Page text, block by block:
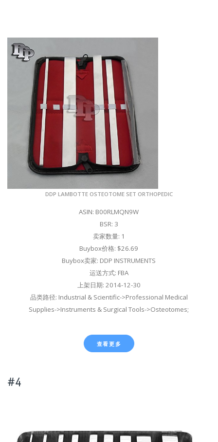
DDP LAMBOTTE OSTEOTOME SET ORTHOPEDIC
ASIN: B00RLMQN9W
BSR: 3
卖家数量: 1
Buybox价格: $26.69
Buybox卖家: DDP INSTRUMENTS
运送方式: FBA
上架日期: 2014-12-30
品类路径: Industrial & Scientific->Professional Medical
Supplies->Instruments & Surgical Tools->Osteotomes;
查看更多
#4